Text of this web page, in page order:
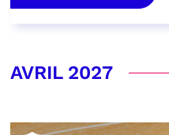
AVRIL 2027